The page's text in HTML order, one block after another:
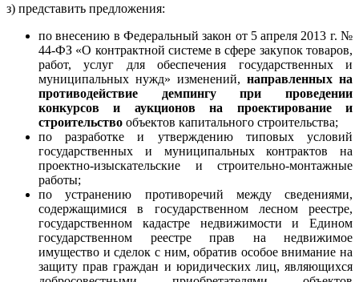
з) представить предложения:
по внесению в Федеральный закон от 5 апреля 2013 г. №
44-ФЗ «О контрактной системе в сфере закупок товаров,
работ, услуг для обеспечения государственных и
муниципальных нужд» изменений, направленных на
противодействие демпингу при проведении
конкурсов и аукционов на проектирование и
строительство объектов капитального строительства;
по разработке и утверждению типовых условий
государственных и муниципальных контрактов на
проектно-изыскательские и строительно-монтажные
работы;
по устранению противоречий между сведениями,
содержащимися в государственном лесном реестре,
государственном кадастре недвижимости и Едином
государственном реестре прав на недвижимое
имущество и сделок с ним, обратив особое внимание на
защиту прав граждан и юридических лиц, являющихся